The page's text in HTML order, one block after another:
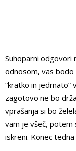
Suhoparni odgovori
odnosom, vas
“kratko in jedrnato”
zagotovo ne bo
vprašanja si bo
vam je všeč,
iskreni. Konec